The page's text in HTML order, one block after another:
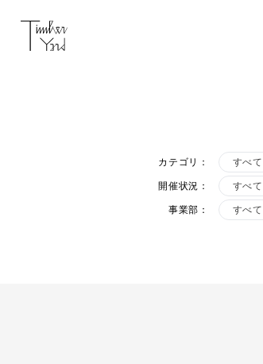
カテゴリ ： すべて
開催状況 ： すべて
事業部 ： すべて